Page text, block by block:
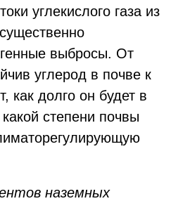
углекислого газа из
выбросы. От
углерод в почве к
как долго он будет в
степени почвы
наземных